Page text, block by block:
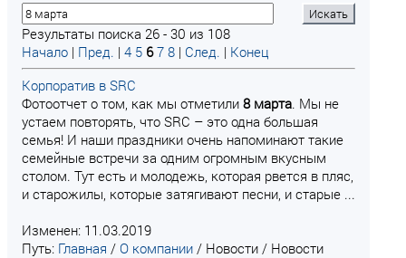
Результаты поиска 26 - 30 из 108
Начало | Пред. | 4 5 6 7 8 | След. | Конец
Корпоратив в SRC
Фотоотчет о том, как мы отметили 8 марта. Мы не
устаем повторять, что SRC – это одна большая
семья! И наши праздники очень напоминают такие
семейные встречи за одним огромным вкусным
столом. Тут есть и молодежь, которая рвется в пляс,
и старожилы, которые затягивают песни, и старые ...
Изменен: 11.03.2019
Путь: Главная / О компании / Новости / Новости